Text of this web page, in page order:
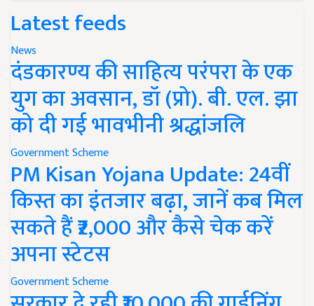
Latest feeds
News
दंडकारण्य की साहित्य परंपरा के एक
युग का अवसान, डॉ (प्रो). बी. एल. झा
को दी गई भावभीनी श्रद्धांजलि
Government Scheme
PM Kisan Yojana Update: 24वीं
किस्त का इंतजार बढ़ा, जानें कब मिल
सकते हैं ₹2,000 और कैसे चेक करें
अपना स्टेटस
Government Scheme